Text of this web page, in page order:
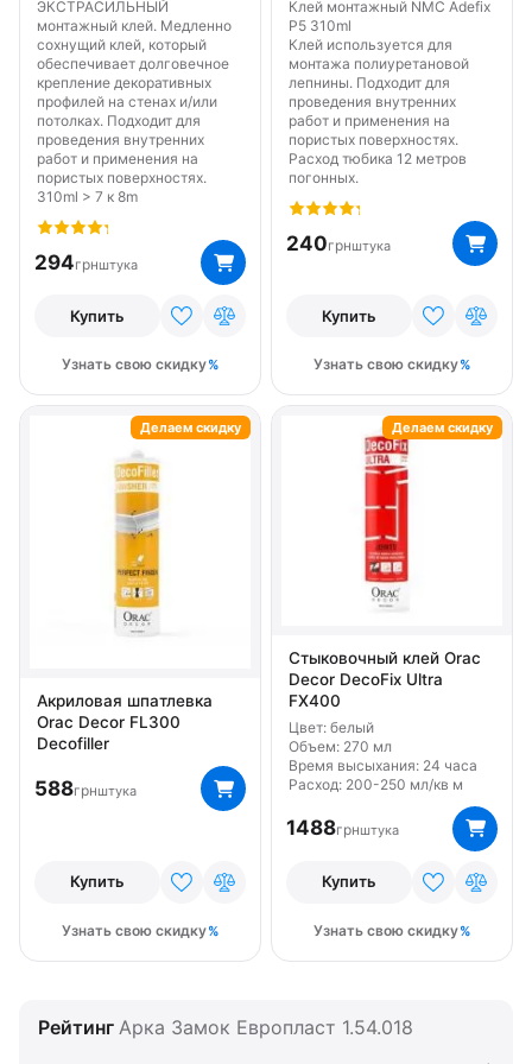
ЭКСТРАСИЛЬНЫЙ
монтажный клей. Медленно
сохнущий клей, который
обеспечивает долговечное
крепление декоративных
профилей на стенах и/или
потолках. Подходит для
проведения внутренних
работ и применения на
пористых поверхностях.
310ml > 7 к 8m
294грнштука
Купить
Узнать свою скидку
Клей монтажный NMC Adefix
P5 310ml
Клей используется для
монтажа полиуретановой
лепнины. Подходит для
проведения внутренних
работ и применения на
пористых поверхностях.
Расход тюбика 12 метров
погонных.
240грнштука
Купить
Узнать свою скидку
Акриловая шпатлевка
Orac Decor FL300
Decofiller
588грнштука
Купить
Узнать свою скидку
Делаем скидку
Стыковочный клей Orac
Decor DecoFix Ultra
FX400
Цвет: белый
Объем: 270 мл
Время высыхания: 24 часа
Расход: 200-250 мл/кв м
1488грнштука
Купить
Узнать свою скидку
Делаем скидку
Рейтинг Арка Замок Европласт 1.54.018